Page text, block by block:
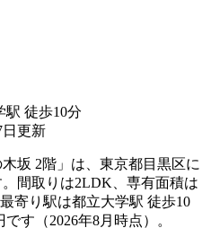
駅 徒歩10分
更新
坂 2階」は、東京都目黒区に
間取りは2LDK、専有面積は
寄り駅は都立大学駅 徒歩10
す（2026年8月時点）。